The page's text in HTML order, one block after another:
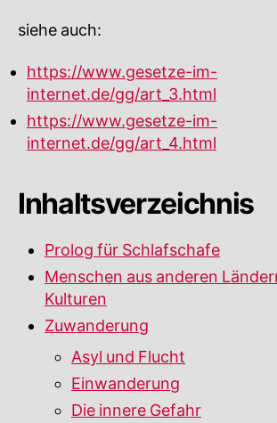
siehe auch:
https://www.gesetze-im-
internet.de/gg/art_3.html
https://www.gesetze-im-
internet.de/gg/art_4.html
Inhaltsverzeichnis
Prolog für Schlafschafe
Menschen aus anderen
Kulturen
Zuwanderung
Asyl und Flucht
Einwanderung
Die innere Gefahr